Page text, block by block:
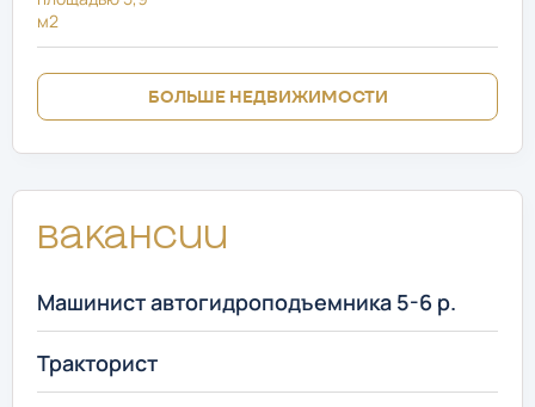
БОЛЬШЕ НЕДВИЖИМОСТИ
Вакансии
Машинист автогидроподъемника 5-6 р.
Тракторист